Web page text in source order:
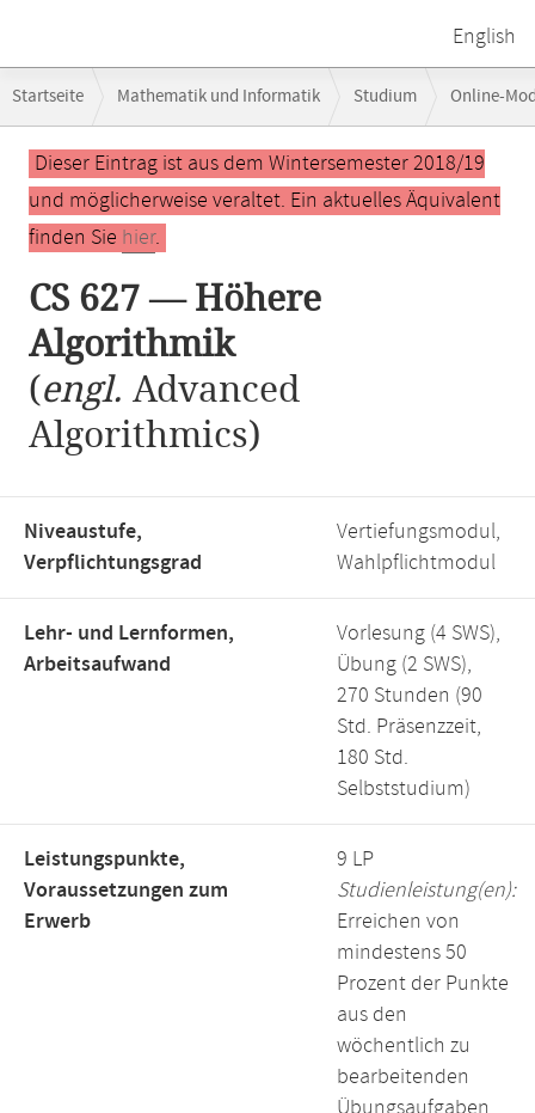
English
Navigation
Startseite Mathematik und Informatik Studium Online-
Hauptinhalt
Dieser Eintrag ist aus dem Wintersemester 2018/19
und möglicherweise veraltet. Ein aktuelles Äquivalent
finden Sie hier.
CS 627 — Höhere
Algorithmik
(engl. Advanced
Algorithmics)
Niveaustufe,
Verpflichtungsgrad
Vertiefungsmodul,
Wahlpflichtmodul
Lehr- und Lernformen,
Arbeitsaufwand
Vorlesung (4 SWS),
Übung (2 SWS),
270 Stunden (90
Std. Präsenzzeit,
180 Std.
Selbststudium)
Leistungspunkte,
Voraussetzungen zum
Erwerb
9 LP
Studienleistung(en):
Erreichen von
mindestens 50
Prozent der Punkte
aus den
wöchentlich zu
bearbeitenden